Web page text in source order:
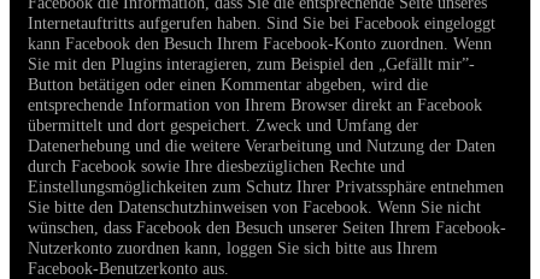
Internetauftritts aufgerufen haben. Sind Sie bei Facebook eingeloggt
kann Facebook den Besuch Ihrem Facebook-Konto zuordnen. Wenn
Sie mit den Plugins interagieren, zum Beispiel den „Gefällt mir”-
Button betätigen oder einen Kommentar abgeben, wird die
entsprechende Information von Ihrem Browser direkt an Facebook
übermittelt und dort gespeichert. Zweck und Umfang der
Datenerhebung und die weitere Verarbeitung und Nutzung der Daten
durch Facebook sowie Ihre diesbezüglichen Rechte und
Einstellungsmöglichkeiten zum Schutz Ihrer Privatssphäre entnehmen
Sie bitte den Datenschutzhinweisen von Facebook. Wenn Sie nicht
wünschen, dass Facebook den Besuch unserer Seiten Ihrem Facebook-
Nutzerkonto zuordnen kann, loggen Sie sich bitte aus Ihrem
Facebook-Benutzerkonto aus.